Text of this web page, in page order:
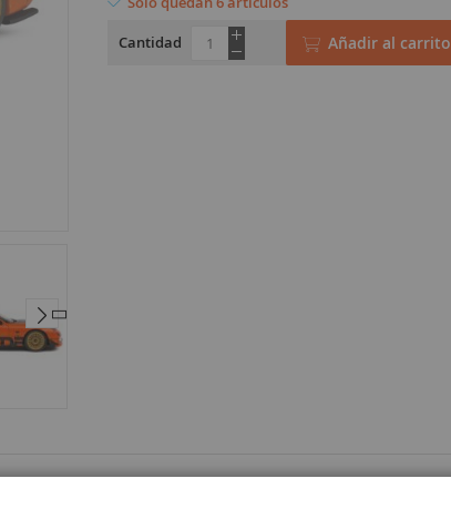
Cantidad
Añadir al carrito